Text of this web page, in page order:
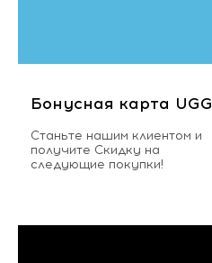
Бонусная карта UGG
Станьте нашим клиентом и
получите Скидку на
следующие покупки!